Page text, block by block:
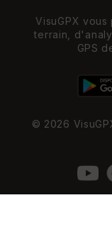
VisuGPX
terrain,
GPS
© 2026